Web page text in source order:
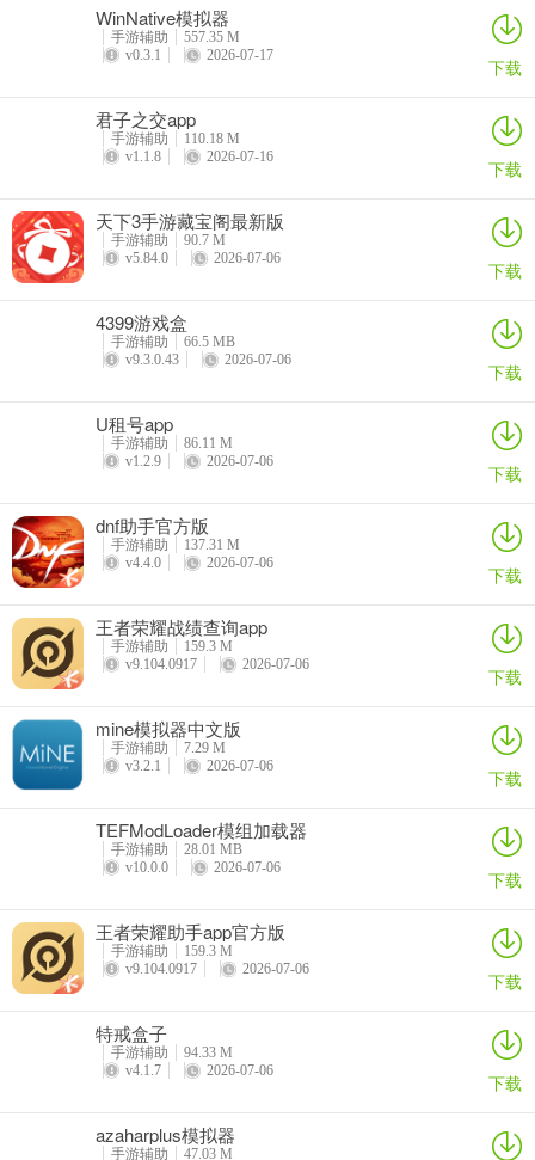
WinNative模拟器
手游辅助
557.35 M
v0.3.1
2026-07-17 下载
君子之交app
手游辅助
110.18 M
v1.1.8
2026-07-16 下载
天下3手游藏宝阁最新版
手游辅助
90.7 M
v5.84.0
2026-07-06 下载
4399游戏盒
手游辅助
66.5 MB
v9.3.0.43
2026-07-06 下载
U租号app
手游辅助
86.11 M
v1.2.9
2026-07-06 下载
dnf助手官方版
手游辅助
137.31 M
v4.4.0
2026-07-06 下载
王者荣耀战绩查询app
手游辅助
159.3 M
v9.104.0917
2026-07-06 下载
mine模拟器中文版
手游辅助
7.29 M
v3.2.1
2026-07-06 下载
TEFModLoader模组加载器
手游辅助
28.01 MB
v10.0.0
2026-07-06 下载
王者荣耀助手app官方版
手游辅助
159.3 M
v9.104.0917
2026-07-06 下载
特戒盒子
手游辅助
94.33 M
v4.1.7
2026-07-06 下载
azaharplus模拟器
手游辅助 47.03 M